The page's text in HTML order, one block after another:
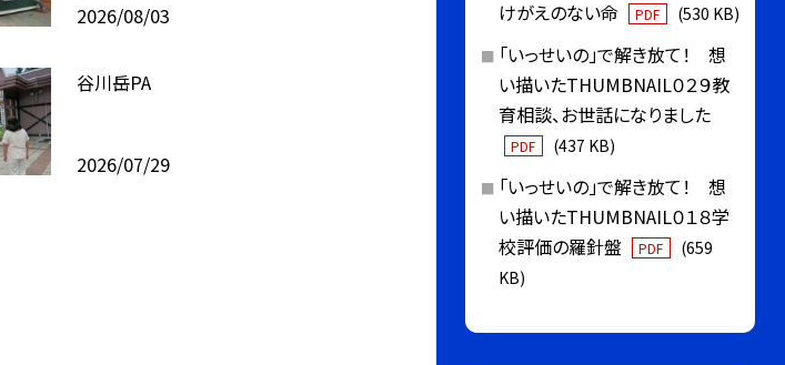
2026/08/03
谷川岳PA
2026/07/29
けがえのない命
PDF (530 KB)
「いっせいの」で解き放て！ 想
い描いたTHUMBNAIL０２９教
育相談、お世話になりました
PDF (437 KB)
「いっせいの」で解き放て！ 想
い描いたTHUMBNAIL０１８学
校評価の羅針盤
PDF
(659
KB)